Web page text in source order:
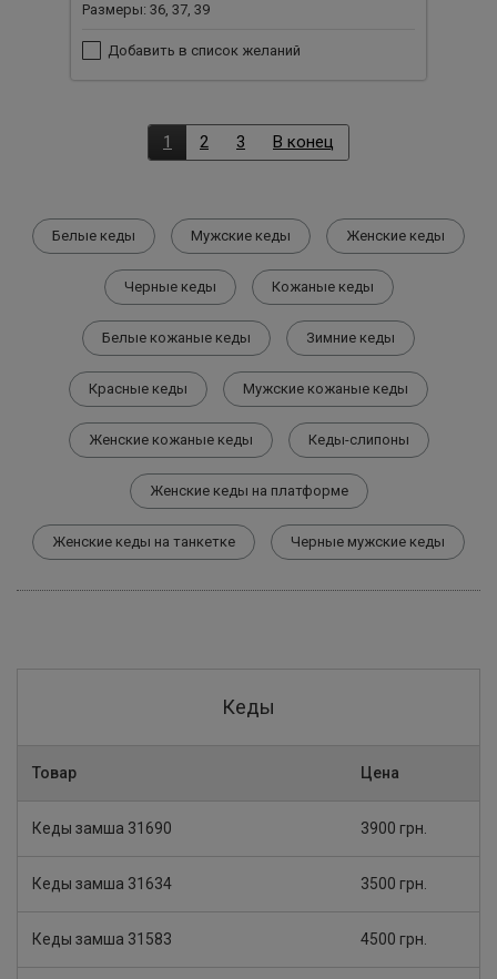
Размеры: 36, 37, 39
Добавить в список желаний
1 2 3 В конец
Белые кеды Мужские кеды Женские кеды
Черные кеды Кожаные кеды
Белые кожаные кеды Зимние кеды
Красные кеды Мужские кожаные кеды
Женские кожаные кеды Кеды-слипоны
Женские кеды на платформе
Женские кеды на танкетке Черные мужские кеды
Кеды
Товар Цена
Кеды замша 31690 3900 грн.
Кеды замша 31634 3500 грн.
Кеды замша 31583 4500 грн.